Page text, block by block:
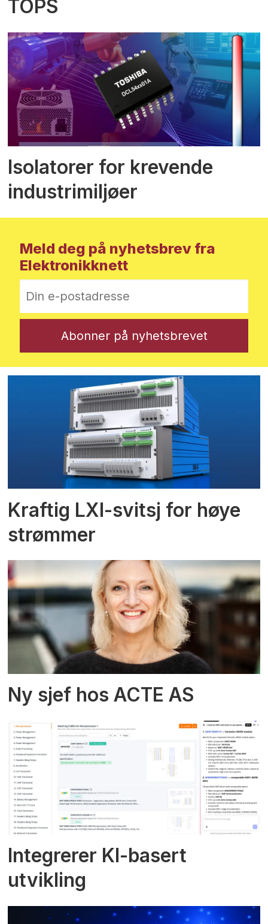
TOPS
Isolatorer for krevende
industrimiljøer
Meld deg på nyhetsbrev fra
Elektronikknett
Kraftig LXI-svitsj for høye
strømmer
Ny sjef hos ACTE AS
Integrerer KI-basert
utvikling